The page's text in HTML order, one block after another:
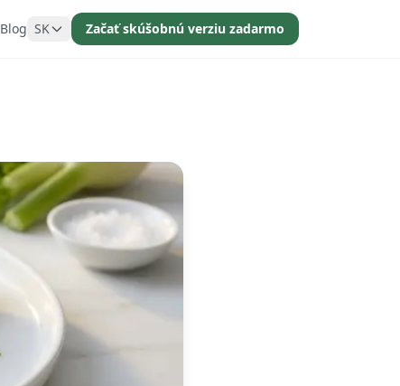
Blog SK Začať skúšobnú verziu zadarmo